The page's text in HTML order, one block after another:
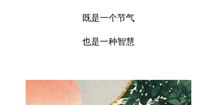
既是一个节气
也是一种智慧